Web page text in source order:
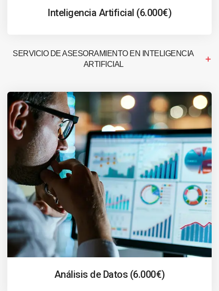
Inteligencia Artificial (6.000€)
SERVICIO DE ASESORAMIENTO EN INTELIGENCIA
ARTIFICIAL
Análisis de Datos (6.000€)